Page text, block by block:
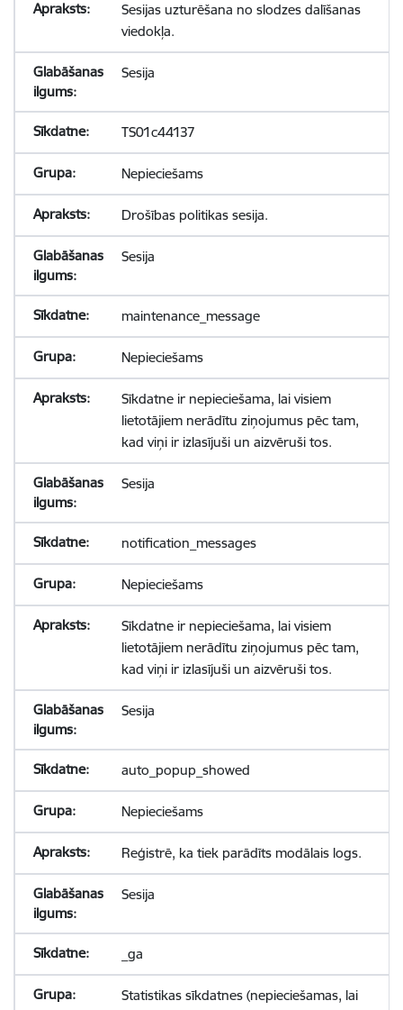
Sesijas uzturēšana no slodzes dalīšanas
viedokļa.
Sesija
TS01c44137
Nepieciešams
Drošības politikas sesija.
Sesija
maintenance_message
Nepieciešams
Sīkdatne ir nepieciešama, lai visiem
lietotājiem nerādītu ziņojumus pēc tam,
kad viņi ir izlasījuši un aizvēruši tos.
Sesija
notification_messages
Nepieciešams
Sīkdatne ir nepieciešama, lai visiem
lietotājiem nerādītu ziņojumus pēc tam,
kad viņi ir izlasījuši un aizvēruši tos.
Sesija
auto_popup_showed
Nepieciešams
Reģistrē, ka tiek parādīts modālais logs.
Sesija
_ga
Statistikas sīkdatnes (nepieciešamas, lai